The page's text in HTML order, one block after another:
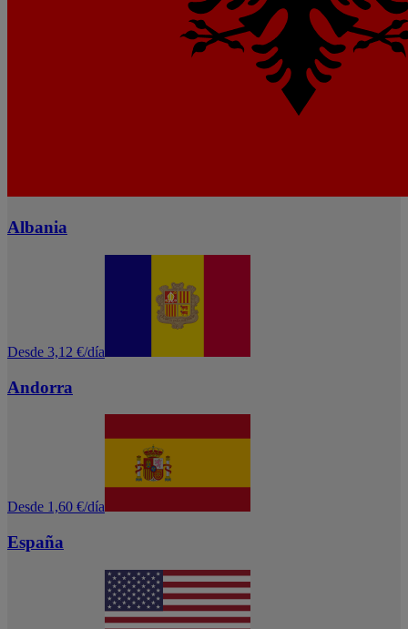
Albania
Desde 3,12 €/día
Andorra
Desde 1,60 €/día
España